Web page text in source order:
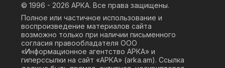
© 1996 - 2026 АРКА. Все права защищены.
Полное или частичное использование и
воспроизведение материалов сайта
возможно только при наличии письменного
согласия правообладателя ООО
«Информационное агентство АРКА» и
гиперссылки на сайт «АРКА» (arka.am). Ссылка